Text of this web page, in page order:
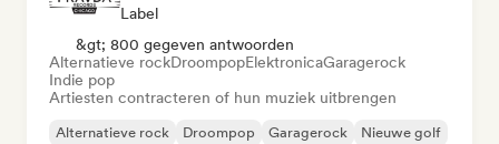
Label
&gt; 800 gegeven antwoorden
Alternatieve rockDroompopElektronicaGaragerock
Indie pop
Artiesten contracteren of hun muziek uitbrengen
Alternatieve rock Droompop Garagerock
Nieuwe golf